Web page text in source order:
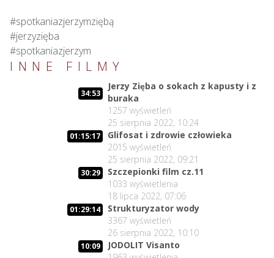
#spotkaniazjerzymziębą
#jerzyzięba
#spotkaniazjerzym
INNE FILMY
34:53
Jerzy Zięba o sokach z kapusty i z
buraka
1257 wyświetleń
25 sierpnia 2022, 10:24
01:15:17
Glifosat i zdrowie człowieka
2015 wyświetleń
25 sierpnia 2022, 09:21
30:29
Szczepionki film cz.11
1033 wyświetlenia
18 lipca 2022, 07:06
01:29:14
Strukturyzator wody
3367 wyświetleń
26 sierpnia 2022, 10:10
10:09
JODOLIT Visanto